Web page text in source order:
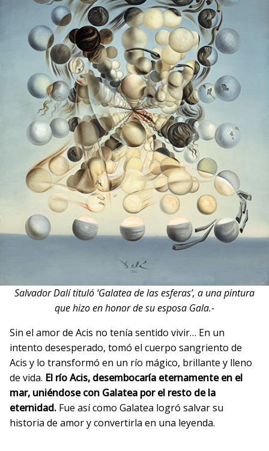
Salvador Dalí tituló ‘Galatea de las esferas’, a una pintura
que hizo en honor de su esposa Gala.-
Sin el amor de Acis no tenía sentido vivir… En un
intento desesperado, tomó el cuerpo sangriento de
Acis y lo transformó en un río mágico, brillante y lleno
de vida. El río Acis, desembocaría eternamente en el
mar, uniéndose con Galatea por el resto de la
eternidad. Fue así como Galatea logró salvar su
historia de amor y convertirla en una leyenda.